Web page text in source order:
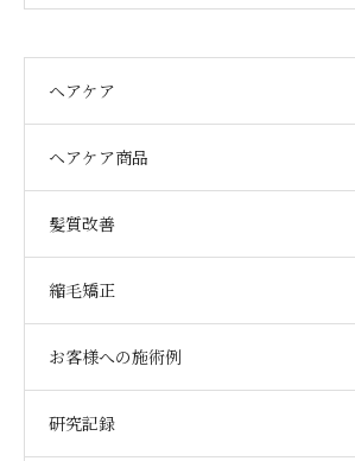
ヘアケア
ヘアケア商品
髪質改善
縮毛矯正
お客様への施術例
研究記録